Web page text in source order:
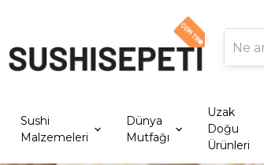
Sushi
Malzemeleri
Dünya
Mutfağı
Uzak
Doğu
Ürünleri